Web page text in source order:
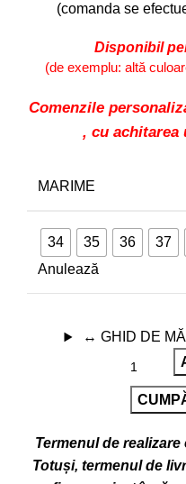
(comanda se
Disponibil
(de exemplu: altă
Comenzile
, cu achitarea
MARIME
34 35 36 37
Anulează
↔ GHID DE
Termenul de
Totuși, termenul de